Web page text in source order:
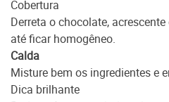
Cobertura
Derreta o chocolate,
até ficar homogêneo.
Calda
Misture bem os ingredientes e
Dica brilhante